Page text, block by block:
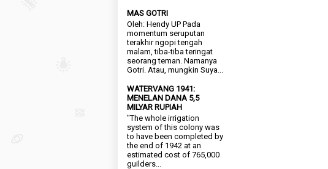
MAS GOTRI
Oleh: Hendy UP Pada
momentum seruputan
terakhir ngopi tengah
malam, tiba-tiba teringat
seorang teman. Namanya
Gotri. Atau, mungkin Suya...
WATERVANG 1941:
MENELAN DANA 5,5
MILYAR RUPIAH
"The whole irrigation
system of this colony was
to have been completed by
the end of 1942 at an
estimated cost of 765,000
guilders...